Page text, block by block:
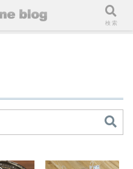
検索